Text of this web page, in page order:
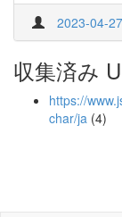
2023-04-
収集済み
https://
char/ja (4)